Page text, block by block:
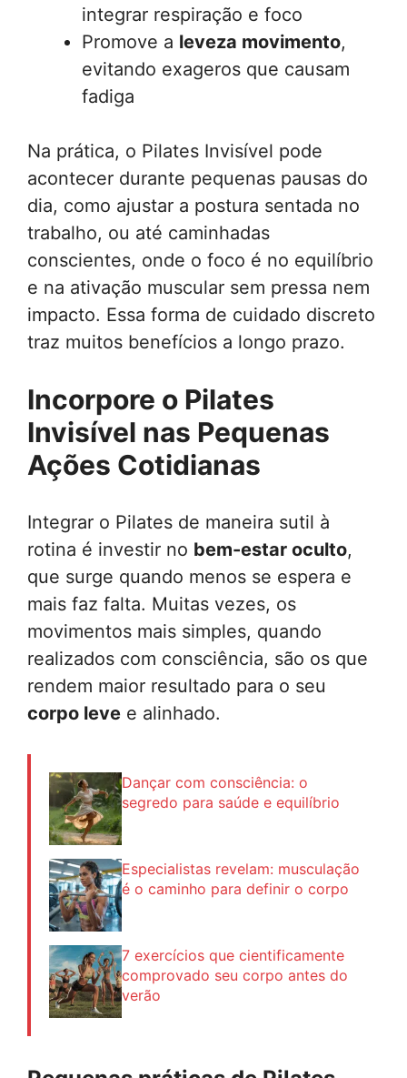
integrar respiração e foco
Promove a leveza movimento,
evitando exageros que causam
fadiga
Na prática, o Pilates Invisível pode
acontecer durante pequenas pausas do
dia, como ajustar a postura sentada no
trabalho, ou até caminhadas
conscientes, onde o foco é no equilíbrio
e na ativação muscular sem pressa nem
impacto. Essa forma de cuidado discreto
traz muitos benefícios a longo prazo.
Incorpore o Pilates
Invisível nas Pequenas
Ações Cotidianas
Integrar o Pilates de maneira sutil à
rotina é investir no bem-estar oculto,
que surge quando menos se espera e
mais faz falta. Muitas vezes, os
movimentos mais simples, quando
realizados com consciência, são os que
rendem maior resultado para o seu
corpo leve e alinhado.
Dançar com consciência: o
segredo para saúde e equilíbrio
Especialistas revelam: musculação
é o caminho para definir o corpo
7 exercícios que cientificamente
comprovado seu corpo antes do
verão